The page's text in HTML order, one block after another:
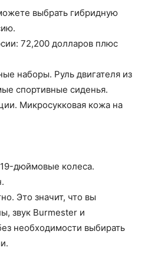
выбрать гибридную
72,200 долларов плюс
наборы. Руль двигателя из
спортивные сиденья.
Микросукковая кожа на
19-дюймовые колеса.
Это значит, что вы
звук Burmester и
необходимости выбирать